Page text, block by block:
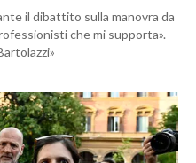
il dibattito sulla manovra da
che mi supporta».